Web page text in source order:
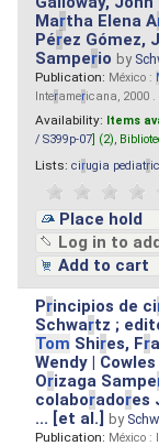
Martha Elena A
Pérez Gómez,
Samperio by
Publication: México :
Interamericana, 2000 .
Availability: Items
/ S399p-07 ] (2),
Lists: cirugia pediatr
Place hold
Log in to
Add to cart
Principios de ci
Schwartz ;
Tom Shires, Fr
Wendy |
Orizaga Sampe
colaboradores
... [et al.]by
Publication: México :